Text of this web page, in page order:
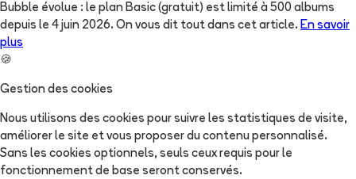
Bubble évolue : le plan Basic (gratuit) est limité à 500 albums
depuis le 4 juin 2026. On vous dit tout dans cet article. En savoir
plus
🍪
Gestion des cookies
Nous utilisons des cookies pour suivre les statistiques de visite,
améliorer le site et vous proposer du contenu personnalisé.
Sans les cookies optionnels, seuls ceux requis pour le
fonctionnement de base seront conservés.